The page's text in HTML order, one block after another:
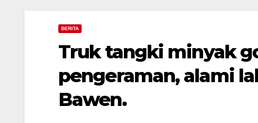
BERITA
Truk tangki minyak
pengeraman, alami
Bawen.